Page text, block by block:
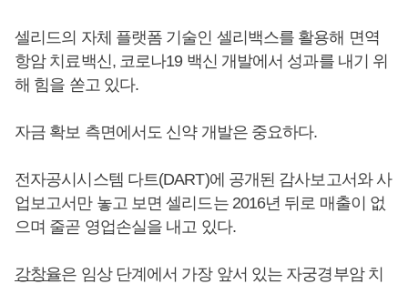
셀리드의 자체 플랫폼 기술인 셀리백스를 활용해 면역
항암 치료백신, 코로나19 백신 개발에서 성과를 내기 위
해 힘을 쏟고 있다.
자금 확보 측면에서도 신약 개발은 중요하다.
전자공시시스템 다트(DART)에 공개된 감사보고서와 사
업보고서만 놓고 보면 셀리드는 2016년 뒤로 매출이 없
으며 줄곧 영업손실을 내고 있다.
강창율은 임상 단계에서 가장 앞서 있는 자궁경부암 치